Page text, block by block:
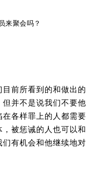
来聚会吗？
前所看到的和做出的
并不是说我们不要他
各样罪上的人都需要
被惩诫的人也可以和
有机会和他继续地对